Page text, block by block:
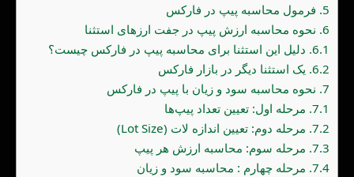
5. فرمول محاسبه پیپ در فارکس
6. نحوه محاسبه ارزش پیپ در جفت ارزهای استثنا
6.1. دلیل این استثنا برای محاسبه پیپ در فارکس چیست؟
6.2. یک استثنا دیگر در بازار فارکس
7. نحوه محاسبه سود و زیان با پیپ در فارکس
7.1. مرحله اول: تعیین تعداد پیپ‌ها
7.2. مرحله دوم: تعیین اندازه لات (Lot Size)
7.3. مرحله سوم: محاسبه ارزش هر پیپ
7.4. مرحله چهارم : محاسبه سود و زیان